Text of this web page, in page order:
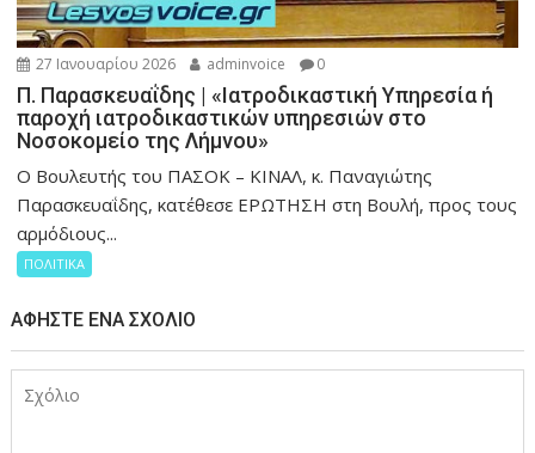
27 Ιανουαρίου 2026 adminvoice 0
Π. Παρασκευαΐδης | «Ιατροδικαστική Υπηρεσία ή
παροχή ιατροδικαστικών υπηρεσιών στο
Νοσοκομείο της Λήμνου»
Ο Βουλευτής του ΠΑΣΟΚ – ΚΙΝΑΛ, κ. Παναγιώτης
Παρασκευαΐδης, κατέθεσε ΕΡΩΤΗΣΗ στη Βουλή, προς τους
αρμόδιους...
ΠΟΛΙΤΙΚΑ
ΑΦΉΣΤΕ ΈΝΑ ΣΧΌΛΙΟ